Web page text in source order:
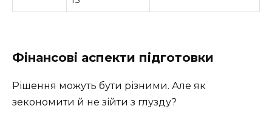
Фінансові аспекти підготовки
Рішення можуть бути різними. Але як
зекономити й не зійти з глузду?